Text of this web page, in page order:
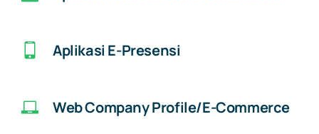
Aplikasi E-Presensi
Web Company Profile/E-Commerce